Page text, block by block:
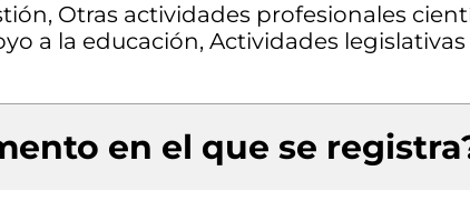
Otras actividades profesionales
a la educación, Actividades legislativas
en el que se